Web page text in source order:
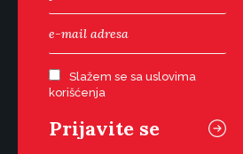
Slažem se sa uslovima
korišćenja